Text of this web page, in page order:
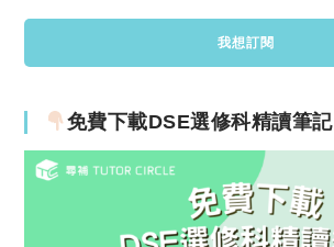
免費下載DSE選修科精讀筆記